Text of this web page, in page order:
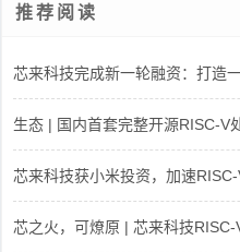
推荐阅读
芯来科技完成新一轮融资：打造
生态 | 国内首套完整开源RISC-V
芯来科技获小米投资，加速
芯之火，可燎原 | 芯来科技RISC-